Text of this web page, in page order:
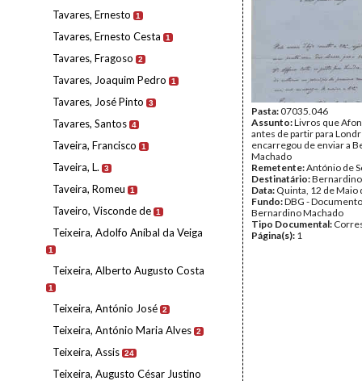
Tavares, Ernesto 1
Tavares, Ernesto Cesta 1
Tavares, Fragoso 2
Tavares, Joaquim Pedro 1
Tavares, José Pinto 3
Tavares, Santos 4
Taveira, Francisco 1
Taveira, L. 3
Taveira, Romeu 1
Taveiro, Visconde de 1
Teixeira, Adolfo Aníbal da Veiga
1
Teixeira, Alberto Augusto Costa
1
Teixeira, António José 2
Teixeira, António Maria Alves 2
Teixeira, Assis 24
Teixeira, Augusto César Justino
Pasta:07035.046
Assunto:Livros que
antes de partir para
encarregou de enviar a
Machado
Remetente:António de
Destinatário:
Data: Quinta, 12 de Maio
Fundo:DBG -
Bernardino Machado
Tipo Documental:
Página(s): 1